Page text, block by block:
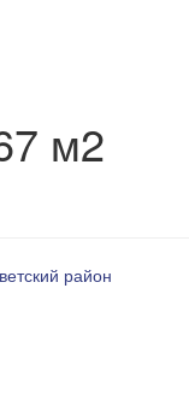
м2
район